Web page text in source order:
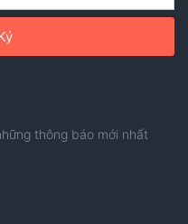
thông báo mới nhất